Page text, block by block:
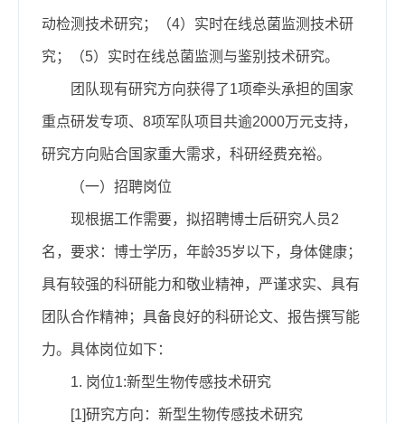
动检测技术研究；（4）实时在线总菌监测技术研
究；（5）实时在线总菌监测与鉴别技术研究。
团队现有研究方向获得了1项牵头承担的国家
重点研发专项、8项军队项目共逾2000万元支持，
研究方向贴合国家重大需求，科研经费充裕。
（一）招聘岗位
现根据工作需要，拟招聘博士后研究人员2
名，要求：博士学历，年龄35岁以下，身体健康；
具有较强的科研能力和敬业精神，严谨求实、具有
团队合作精神；具备良好的科研论文、报告撰写能
力。具体岗位如下：
1. 岗位1:新型生物传感技术研究
[1]研究方向：新型生物传感技术研究